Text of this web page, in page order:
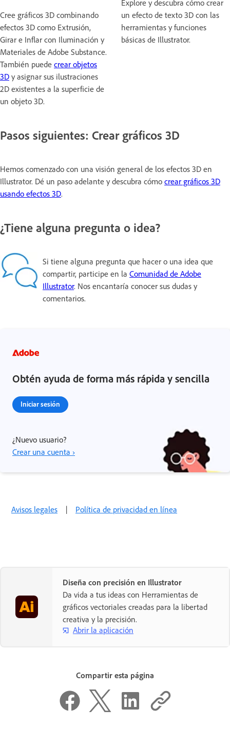
Cree gráficos 3D combinando
efectos 3D como Extrusión,
Girar e Inflar con Iluminación y
Materiales de Adobe Substance.
También puede crear objetos
3D y asignar sus ilustraciones
2D existentes a la superficie de
un objeto 3D.
Explore y descubra cómo crear
un efecto de texto 3D con las
herramientas y funciones
básicas de Illustrator.
Pasos siguientes: Crear gráficos 3D
Hemos comenzado con una visión general de los efectos 3D en
Illustrator. Dé un paso adelante y descubra cómo crear gráficos 3D
usando efectos 3D.
¿Tiene alguna pregunta o idea?
Si tiene alguna pregunta que hacer o una idea que
compartir, participe en la Comunidad de Adobe
Illustrator. Nos encantaría conocer sus dudas y
comentarios.
Obtén ayuda de forma más rápida y sencilla
Iniciar sesión
¿Nuevo usuario?
Crear una cuenta ›
Avisos legales | Política de privacidad en línea
Diseña con precisión en Illustrator
Da vida a tus ideas con Herramientas de
gráficos vectoriales creadas para la libertad
creativa y la precisión.
Abrir la aplicación
Compartir esta página